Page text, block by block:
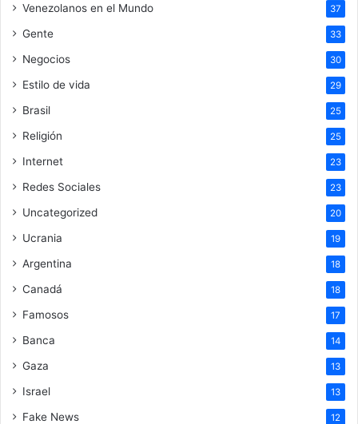
Venezolanos en el Mundo 37
Gente 33
Negocios 30
Estilo de vida 29
Brasil 25
Religión 25
Internet 23
Redes Sociales 23
Uncategorized 20
Ucrania 19
Argentina 18
Canadá 18
Famosos 17
Banca 14
Gaza 13
Israel 13
Fake News 12